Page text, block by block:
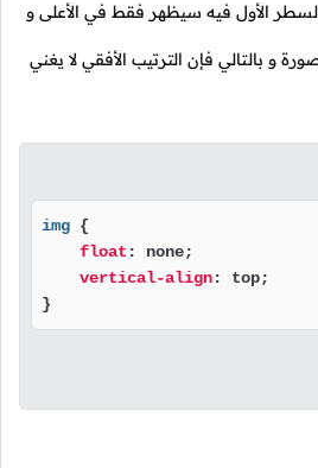
الأول فيه سيظهر فقط في الأعلى و
و بالتالي فإن الترتيب الأفقي لا يغني
img {
float : none;
vertical-align: top;
}